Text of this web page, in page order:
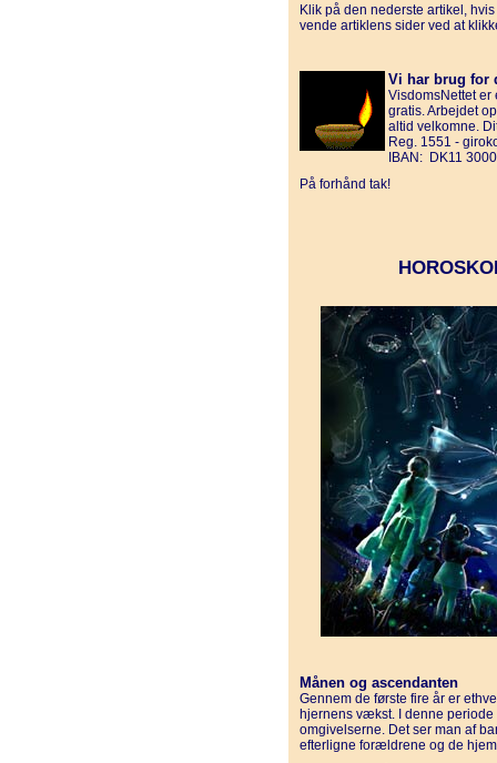
Klik på den nederste artikel,
vende artiklens sider ved at
Vi har brug for
VisdomsNettet er
gratis. Arbejdet
altid velkomne.
Reg. 1551 -
IBAN: DK11
På forhånd tak!
Månen og ascendanten
Gennem de første fire år er
hjernens vækst. I denne
omgivelserne. Det ser man af
efterligne forældrene og de